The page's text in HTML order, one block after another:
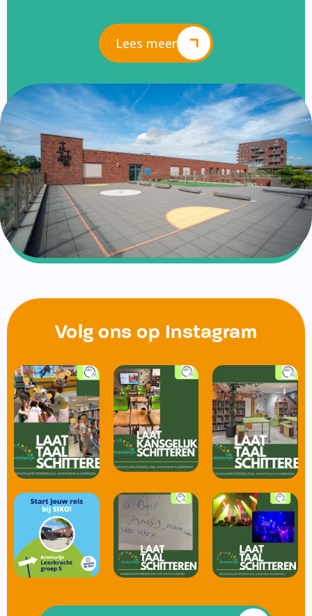
Lees meer
Volg ons op Instagram